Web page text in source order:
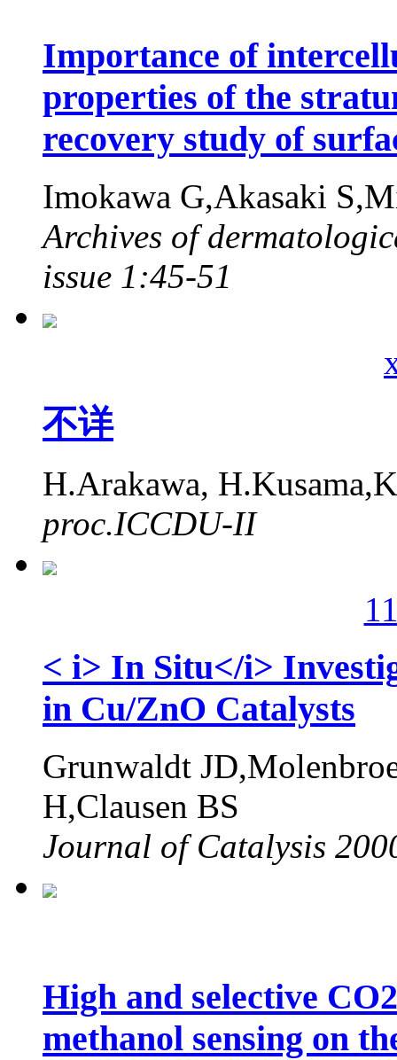
Importance of
properties of the
recovery study of
Imokawa G,Akasaki
Archives of
issue 1:45-51
不详
H.Arakawa,
proc.ICCDU-II
< i> In Situ</i>
in Cu/ZnO Catalysts
Grunwaldt
H,Clausen BS
Journal of Catalysis
High and selective
methanol sensing on